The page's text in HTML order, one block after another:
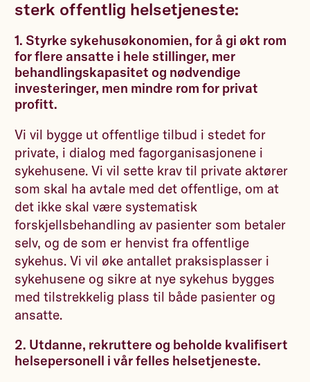
sterk offentlig helsetjeneste:
1. Styrke sykehusøkonomien, for å gi økt rom
for flere ansatte i hele stillinger, mer
behandlingskapasitet og nødvendige
investeringer, men mindre rom for privat
profitt.
Vi vil bygge ut offentlige tilbud i stedet for
private, i dialog med fagorganisasjonene i
sykehusene. Vi vil sette krav til private aktører
som skal ha avtale med det offentlige, om at
det ikke skal være systematisk
forskjellsbehandling av pasienter som betaler
selv, og de som er henvist fra offentlige
sykehus. Vi vil øke antallet praksisplasser i
sykehusene og sikre at nye sykehus bygges
med tilstrekkelig plass til både pasienter og
ansatte.
2. Utdanne, rekruttere og beholde kvalifisert
helsepersonell i vår felles helsetjeneste.